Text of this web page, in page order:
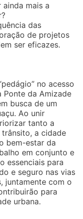
mais a
das
de projetos
ser eficazes.
no acesso
Ponte da Amizade
busca de um
Ao unir
tanto a
a cidade
bem-estar da
em conjunto e
essenciais para
e seguro nas vias
juntamente com o
para
urbana.